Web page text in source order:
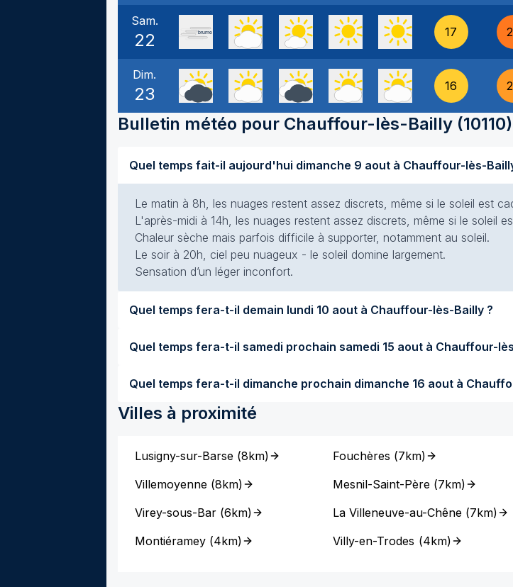
Sam.
22 17
Dim.
23 16
Bulletin météo pour Chauffour-lès-Bailly (10110)
Quel temps fait-il aujourd'hui dimanche 9 aout à Chauffour-lès-
Le matin à 8h, les nuages restent assez discrets, même si le soleil est
L'après-midi à 14h, les nuages restent assez discrets, même si le soleil
Chaleur sèche mais parfois difficile à supporter, notamment au soleil.
Le soir à 20h, ciel peu nuageux - le soleil domine largement.
Sensation d’un léger inconfort.
Quel temps fera-t-il demain lundi 10 aout à Chauffour-lès-Bailly ?
Quel temps fera-t-il samedi prochain samedi 15 aout à
Quel temps fera-t-il dimanche prochain dimanche 16
Villes à proximité
Lusigny-sur-Barse (8km)
Villemoyenne (8km)
Virey-sous-Bar (6km)
Montiéramey (4km)
Fouchères (7km)
Mesnil-Saint-Père (7km)
La Villeneuve-au-Chêne (7km)
Villy-en-Trodes (4km)